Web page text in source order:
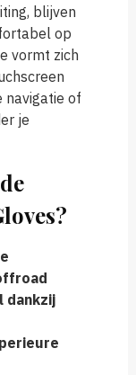
blijven
op
vormt zich
navigatie of
je
dankzij